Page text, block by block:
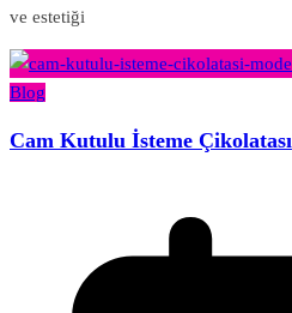
ve estetiği
Blog
Cam Kutulu İsteme Çikolatası